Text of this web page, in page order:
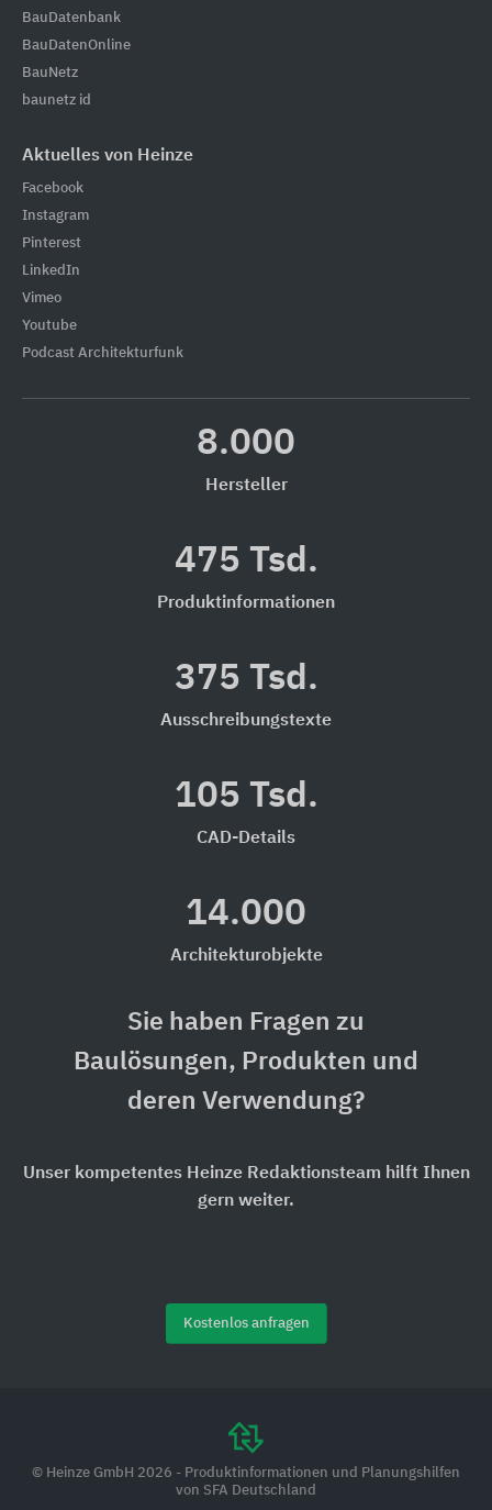
BauDatenbank
BauDatenOnline
BauNetz
baunetz id
Aktuelles von Heinze
Facebook
Instagram
Pinterest
LinkedIn
Vimeo
Youtube
Podcast Architekturfunk
8.000
Hersteller
475 Tsd.
Produktinformationen
375 Tsd.
Ausschreibungstexte
105 Tsd.
CAD-Details
14.000
Architekturobjekte
Sie haben Fragen zu
Baulösungen, Produkten und
deren Verwendung?
Unser kompetentes Heinze Redaktionsteam hilft Ihnen
gern weiter.
Kostenlos anfragen
© Heinze GmbH 2026 - Produktinformationen und Planungshilfen
von SFA Deutschland